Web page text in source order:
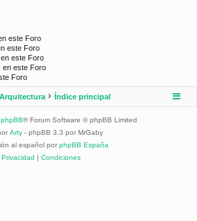
este Foro
este Foro
este Foro
en este Foro
Foro
Índice principal
phpBB® Forum Software © phpBB Limited
Arty - phpBB 3.3 por MrGaby
al español por phpBB España
Privacidad | Condiciones